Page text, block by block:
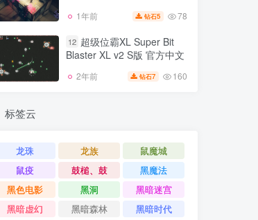
1年前 钻石5 78
12 超级位霸XL Super Bit
Blaster XL v2 S版 官方中文
2年前 钻石7 160
标签云
龙珠 龙族
鼠魔城
鼠疫
鼓槌、鼓
黑魔法
黑色电影
黑洞
黑暗迷宫
黑暗虚幻
黑暗森林
黑暗时代